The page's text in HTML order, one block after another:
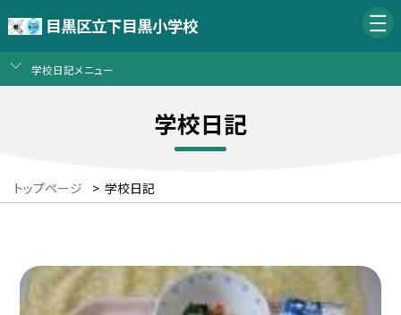
目黒区立下目黒小学校
学校日記メニュー
学校日記
トップページ > 学校日記